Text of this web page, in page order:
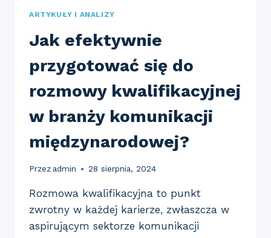
ARTYKUŁY I ANALIZY
Jak efektywnie
przygotować się do
rozmowy kwalifikacyjnej
w branży komunikacji
międzynarodowej?
Przez admin 28 sierpnia, 2024
Rozmowa kwalifikacyjna to punkt
zwrotny w każdej karierze, zwłaszcza w
aspirującym sektorze komunikacji